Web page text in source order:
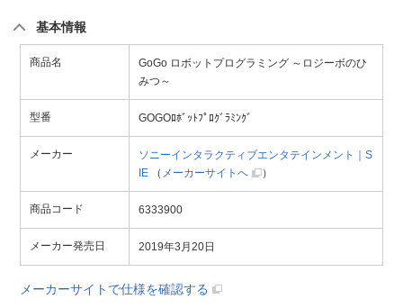
基本情報
商品名
GoGo ロボットプログラミング ～ロジーボのひ
みつ～
型番 GOGOﾛﾎﾞｯﾄﾌﾟﾛｸﾞﾗﾐﾝｸﾞ
メーカー
ソニーインタラクティブエンタテインメント｜S
IE （ メーカーサイトへ ）
商品コード 6333900
メーカー発売日 2019年3月20日
メーカーサイトで仕様を確認する